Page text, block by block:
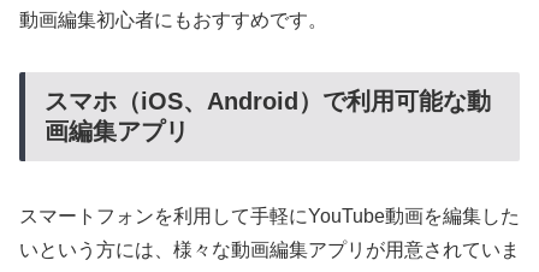
動画編集初心者にもおすすめです。
スマホ（iOS、Android）で利用可能な動
画編集アプリ
スマートフォンを利用して手軽にYouTube動画を編集した
いという方には、様々な動画編集アプリが用意されていま